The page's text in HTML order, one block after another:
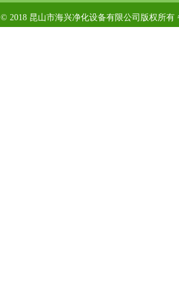
© 2018 昆山市海兴净化设备有限公司版权所有